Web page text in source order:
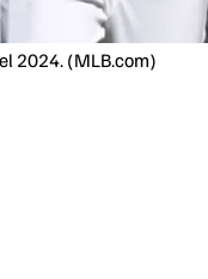
2024. (MLB.com)